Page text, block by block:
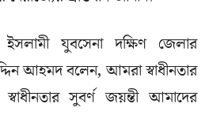
ইসলামী যুবসেনা দক্ষিণ জেলার
আহমদ বলেন, আমরা স্বাধীনতার
সুবর্ণ জয়ন্তী আমাদের